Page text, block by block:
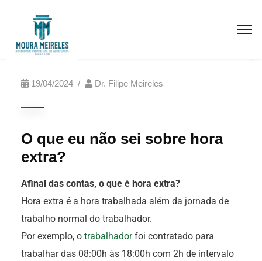
19/04/2024 Dr. Filipe Meireles
O que eu não sei sobre hora
extra?
Afinal das contas, o que é hora extra?
Hora extra é a hora trabalhada além da jornada de
trabalho normal do trabalhador.
Por exemplo, o trabalhadorfoi contratado para
trabalhar das 08:00h às 18:00h com 2h de intervalo